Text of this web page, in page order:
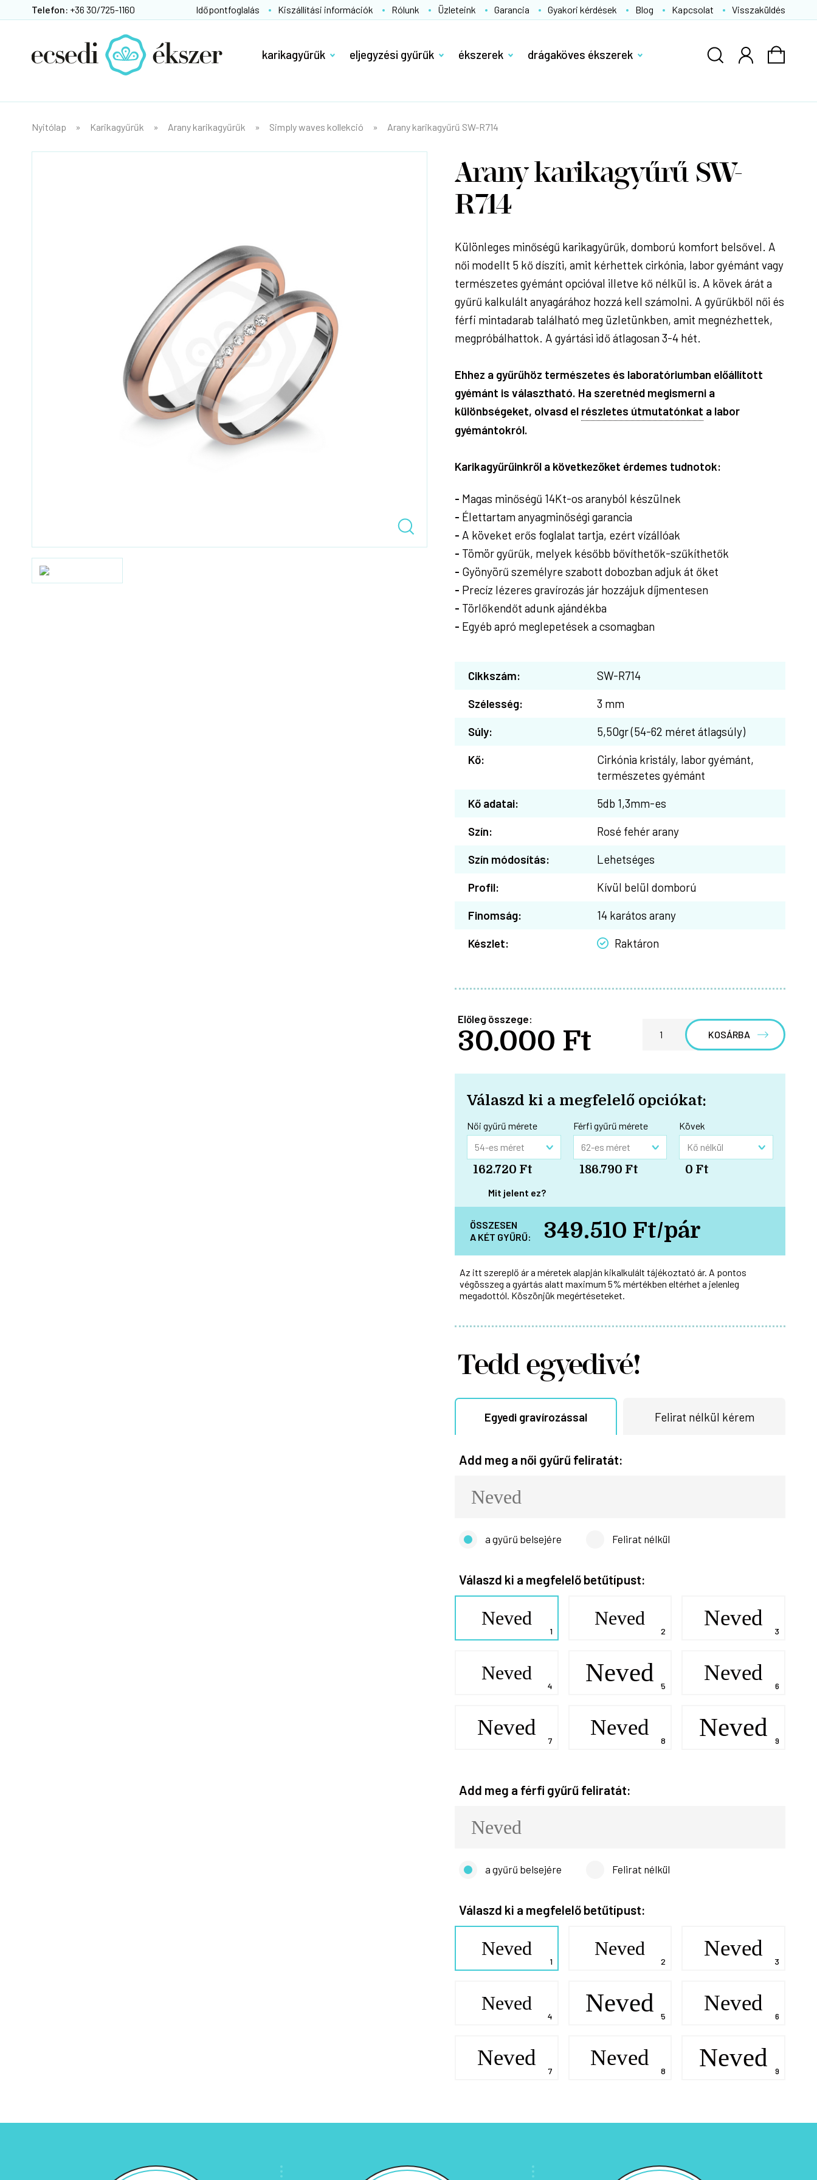
Telefon: +36 30/725-1160 Időpontfoglalás Kiszállítási információk Rólunk Üzleteink Garancia Gyakori kérdések Blog Kapcsolat Visszaküldés
karikagyűrűk eljegyzési gyűrűk ékszerek drágaköves ékszerek
Nyitólap Karikagyűrűk Arany karikagyűrűk Simply waves kollekció Arany karikagyűrű SW-R714
Arany karikagyűrű SW-
R714
Különleges minőségű karikagyűrűk, domború komfort belsővel. A
női modellt 5 kő díszíti, amit kérhettek cirkónia, labor gyémánt vagy
természetes gyémánt opcióval illetve kő nélkül is. A kövek árát a
gyűrű kalkulált anyagárához hozzá kell számolni. A gyűrűkből női és
férfi mintadarab található meg üzletünkben, amit megnézhettek,
megpróbálhattok. A gyártási idő átlagosan 3-4 hét.
Ehhez a gyűrűhöz természetes és laboratóriumban előállított
gyémánt is választható. Ha szeretnéd megismerni a
különbségeket, olvasd el részletes útmutatónkat a labor
gyémántokról.
Karikagyűrűinkről a következőket érdemes tudnotok:
- Magas minőségű 14Kt-os aranyból készülnek
- Élettartam anyagminőségi garancia
- A köveket erős foglalat tartja, ezért vízállóak
- Tömör gyűrűk, melyek később bővíthetők-szűkíthetők
- Gyönyörű személyre szabott dobozban adjuk át őket
- Precíz lézeres gravírozás jár hozzájuk díjmentesen
- Törlőkendőt adunk ajándékba
- Egyéb apró meglepetések a csomagban
Cikkszám:
SW-R714
Szélesség:
3 mm
Súly:
5,50gr (54-62 méret átlagsúly)
Kő:
Cirkónia kristály, labor gyémánt,
természetes gyémánt
Kő adatai:
5db 1,3mm-es
Szín:
Rosé fehér arany
Szín módosítás:
Lehetséges
Profil:
Kívül belül domború
Finomság:
14 karátos arany
Készlet:
Raktáron
Előleg összege:
30.000 Ft KOSÁRBA
Válaszd ki a megfelelő opciókat:
Női gyűrű mérete
162.720 Ft
Férfi gyűrű mérete
186.790 Ft
Kövek
0 Ft
Mit jelent ez?
ÖSSZESEN
A KÉT GYŰRŰ:
349.510 Ft/pár
Az itt szereplő ár a méretek alapján kikalkulált tájékoztató ár. A pontos
végösszeg a gyártás alatt maximum 5% mértékben eltérhet a jelenleg
megadottól. Köszönjük megértéseteket.
Tedd egyedivé!
Egyedi gravírozással Felirat nélkül kérem
Add meg a női gyűrű feliratát:
a gyűrű belsejére Felirat nélkül
Válaszd ki a megfelelő betűtípust:
Neved Neved Neved
Neved Neved Neved
Neved Neved Neved
Add meg a férfi gyűrű feliratát:
a gyűrű belsejére Felirat nélkül
Válaszd ki a megfelelő betűtípust:
Neved Neved Neved
Neved Neved Neved
Neved Neved Neved